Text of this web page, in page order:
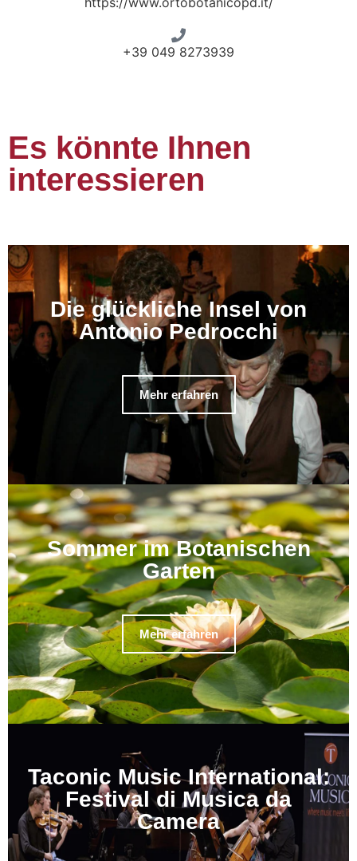
+39 049 8273939
Es könnte Ihnen
interessieren
Die glückliche Insel von
Antonio Pedrocchi
Mehr erfahren
Sommer im Botanischen
Garten
Mehr erfahren
Taconic Music International:
Festival di Musica da
Camera